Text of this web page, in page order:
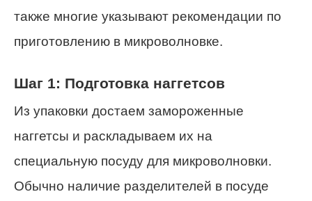
также многие указывают рекомендации по
приготовлению в микроволновке.
Шаг 1: Подготовка наггетсов
Из упаковки достаем замороженные
наггетсы и раскладываем их на
специальную посуду для микроволновки.
Обычно наличие разделителей в посуде